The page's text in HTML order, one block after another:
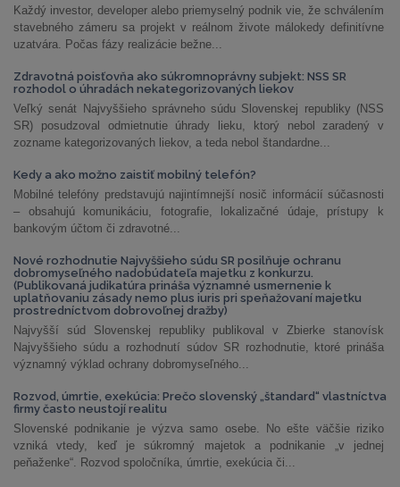
Každý investor, developer alebo priemyselný podnik vie, že schválením
stavebného zámeru sa projekt v reálnom živote málokedy definitívne
uzatvára. Počas fázy realizácie bežne...
Zdravotná poisťovňa ako súkromnoprávny subjekt: NSS SR
rozhodol o úhradách nekategorizovaných liekov
Veľký senát Najvyššieho správneho súdu Slovenskej republiky (NSS
SR) posudzoval odmietnutie úhrady lieku, ktorý nebol zaradený v
zozname kategorizovaných liekov, a teda nebol štandardne...
Kedy a ako možno zaistiť mobilný telefón?
Mobilné telefóny predstavujú najintímnejší nosič informácií súčasnosti
– obsahujú komunikáciu, fotografie, lokalizačné údaje, prístupy k
bankovým účtom či zdravotné...
Nové rozhodnutie Najvyššieho súdu SR posilňuje ochranu
dobromyseľného nadobúdateľa majetku z konkurzu.
(Publikovaná judikatúra prináša významné usmernenie k
uplatňovaniu zásady nemo plus iuris pri speňažovaní majetku
prostredníctvom dobrovoľnej dražby)
Najvyšší súd Slovenskej republiky publikoval v Zbierke stanovísk
Najvyššieho súdu a rozhodnutí súdov SR rozhodnutie, ktoré prináša
významný výklad ochrany dobromyseľného...
Rozvod, úmrtie, exekúcia: Prečo slovenský „štandard“ vlastníctva
firmy často neustojí realitu
Slovenské podnikanie je výzva samo osebe. No ešte väčšie riziko
vzniká vtedy, keď je súkromný majetok a podnikanie „v jednej
peňaženke“. Rozvod spoločníka, úmrtie, exekúcia či...